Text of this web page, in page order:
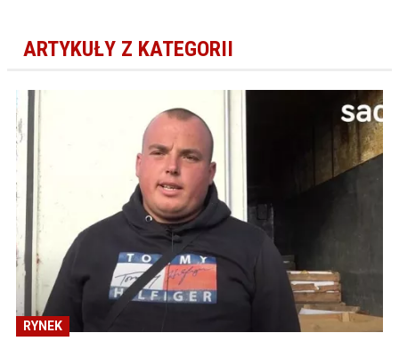
ARTYKUŁY Z KATEGORII
RYNEK